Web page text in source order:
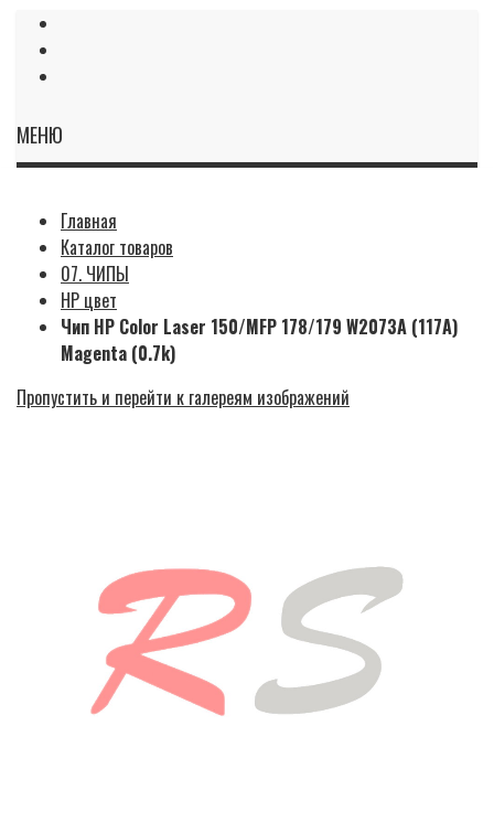
МЕНЮ
Главная
Каталог товаров
07. ЧИПЫ
HP цвет
Чип HP Color Laser 150/MFP 178/179 W2073A (117A)
Magenta (0.7k)
Пропустить и перейти к галереям изображений